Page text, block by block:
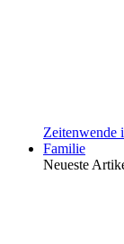
Zeitenwende
Familie
Neueste